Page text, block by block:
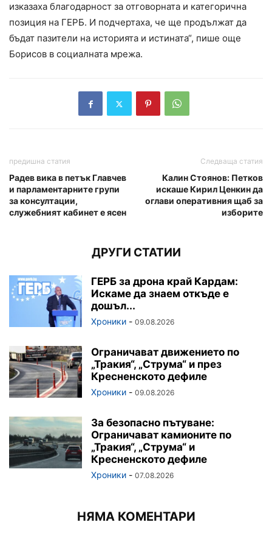
изказаха благодарност за отговорната и категорична
позиция на ГЕРБ. И подчертаха, че ще продължат да
бъдат пазители на историята и истината“, пише още
Борисов в социалната мрежа.
предишна статия
Радев вика в петък Главчев
и парламентарните групи
за консултации,
служебният кабинет е ясен
Следваща статия
Калин Стоянов: Петков
искаше Кирил Ценкин да
оглави оперативния щаб за
изборите
ДРУГИ СТАТИИ
ГЕРБ за дрона край Кардам:
Искаме да знаем откъде е
дошъл...
Хроники - 09.08.2026
Ограничават движението по
„Тракия“, „Струма“ и през
Кресненското дефиле
Хроники - 09.08.2026
За безопасно пътуване:
Ограничават камионите по
„Тракия“, „Струма“ и
Кресненското дефиле
Хроники - 07.08.2026
НЯМА КОМЕНТАРИ